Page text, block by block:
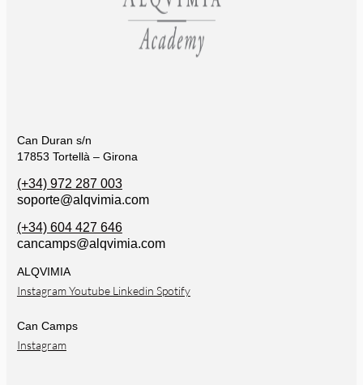
Can Duran s/n
17853 Tortellà – Girona
(+34) 972 287 003
soporte@alqvimia.com
(+34) 604 427 646
cancamps@alqvimia.com
ALQVIMIA
InstagramYoutube Linkedin Spotify
Can Camps
Instagram